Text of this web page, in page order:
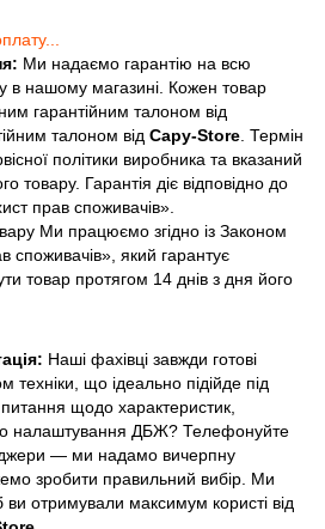
Ми надаємо гарантію на всю
в нашому магазині. Кожен товар
гарантійним талоном від
талоном від Capy-Store. Термін
політики виробника та вказаний
товару. Гарантія діє відповідно до
прав споживачів».
Ми працюємо згідно із Законом
споживачів», який гарантує
товар протягом 14 днів з дня його
Наші фахівці завжди готові
техніки, що ідеально підійде під
щодо характеристик,
налаштування ДБЖ? Телефонуйте
— ми надамо вичерпну
зробити правильний вибір. Ми
отримували максимум користі від